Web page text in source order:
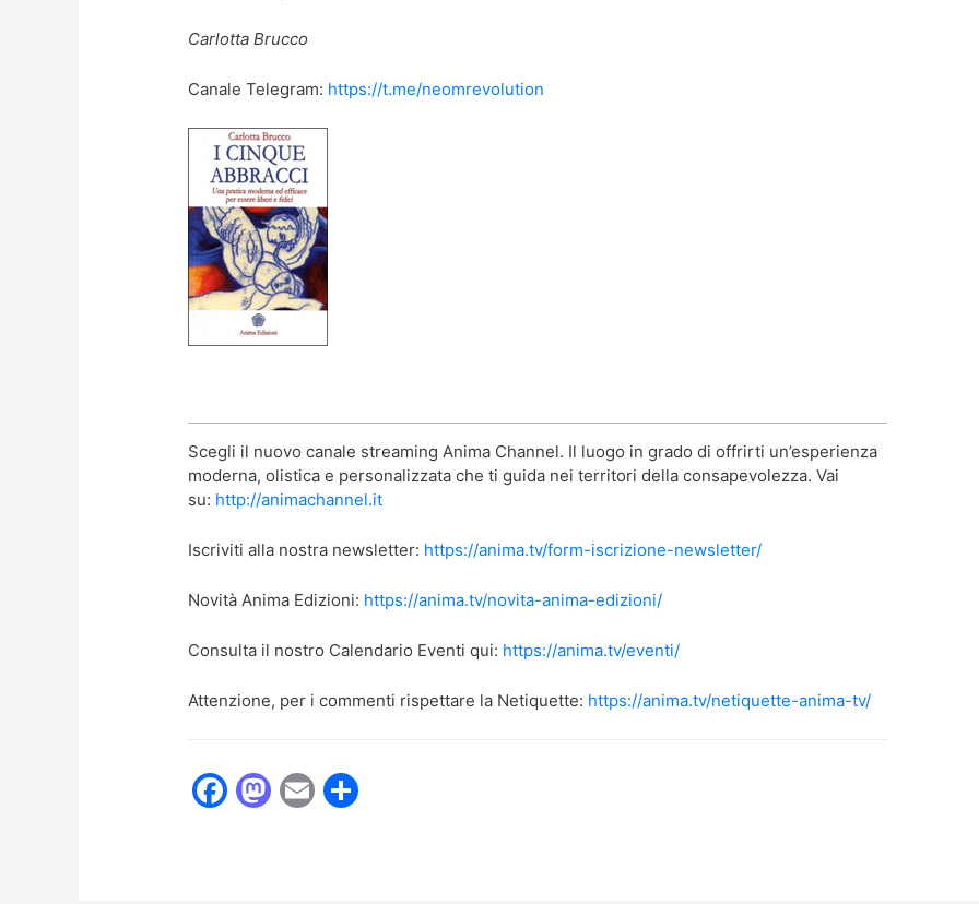
Carlotta Brucco
Canale Telegram: https://t.me/neomrevolution
Scegli il nuovo canale streaming Anima Channel. Il luogo in grado di offrirti un’esperienza
moderna, olistica e personalizzata che ti guida nei territori della consapevolezza. Vai
su: http://animachannel.it
Iscriviti alla nostra newsletter: https://anima.tv/form-iscrizione-newsletter/
Novità Anima Edizioni: https://anima.tv/novita-anima-edizioni/
Consulta il nostro Calendario Eventi qui: https://anima.tv/eventi/
Attenzione, per i commenti rispettare la Netiquette: https://anima.tv/netiquette-anima-tv/
F
M E